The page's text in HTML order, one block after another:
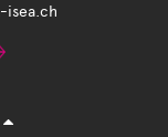
isea.ch